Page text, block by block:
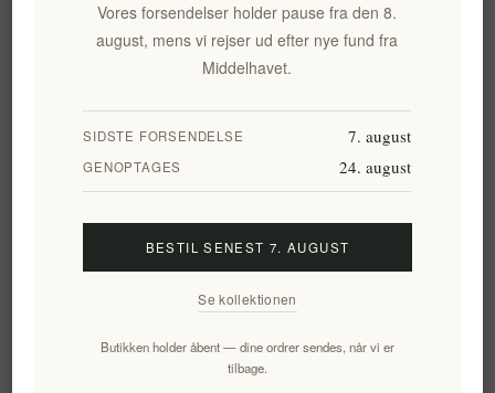
Min konto
Tilmeld Frameld
Vores forsendelser holder pause fra den 8.
august, mens vi rejser ud efter nye fund fra
Middelhavet.
SIDSTE FORSENDELSE 7. august
GENOPTAGES 24. august
BESTIL SENEST 7. AUGUST
Se kollektionen
Butikken holder åbent — dine ordrer sendes, når vi er
tilbage.